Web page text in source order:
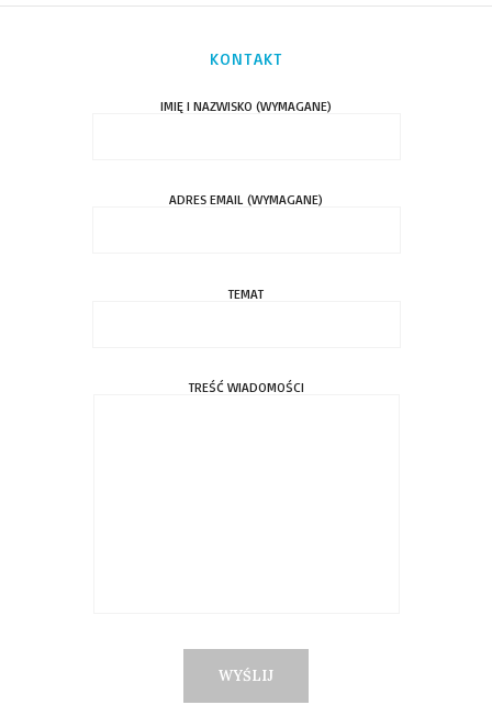
KONTAKT
IMIĘ I NAZWISKO (WYMAGANE)
ADRES EMAIL (WYMAGANE)
TEMAT
TREŚĆ WIADOMOŚCI